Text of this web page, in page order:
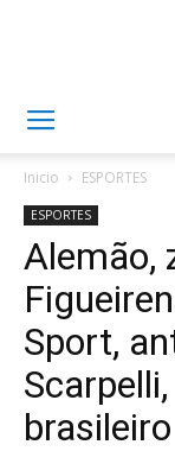
Inicio ESPORTES
ESPORTES
Alemão,
Sport,